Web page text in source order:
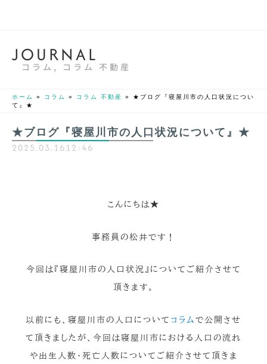
JOU RNAL
コラム , コラム 不動産
ホーム » コラム » コラム 不動産 » ★ブログ『寝屋川市の人口状況につい
て』★
★ブログ『寝屋川市の人口状況について』★
2025.03.1612:46
こんにちは★
事務員の松井です！
今回は『寝屋川市の人口状況』についてご紹介させて
頂きます。
以前にも、寝屋川市の人口について コラム で公開させ
て頂きましたが、今回は寝屋川市における人口の流れ
や出生人数・死亡人数についてご紹介させて頂きま